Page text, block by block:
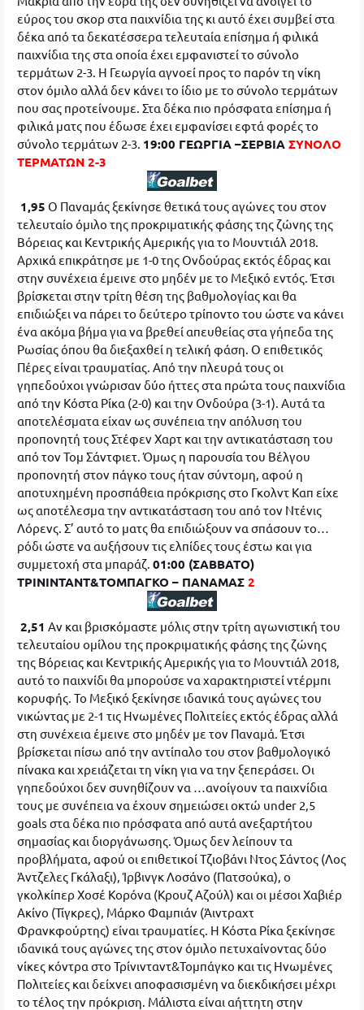
εύρος του σκορ στα παιχνίδια της κι αυτό έχει συμβεί στα
δέκα από τα δεκατέσσερα τελευταία επίσημα ή φιλικά
παιχνίδια της στα οποία έχει εμφανιστεί το σύνολο
τερμάτων 2-3. Η Γεωργία αγνοεί προς το παρόν τη νίκη
στον όμιλο αλλά δεν κάνει το ίδιο με το σύνολο τερμάτων
που σας προτείνουμε. Στα δέκα πιο πρόσφατα επίσημα ή
φιλικά ματς που έδωσε έχει εμφανίσει εφτά φορές το
σύνολο τερμάτων 2-3. 19:00 ΓΕΩΡΓΙΑ –ΣΕΡΒΙΑ ΣΥΝΟΛΟ
ΤΕΡΜΑΤΩΝ 2-3
1,95 Ο Παναμάς ξεκίνησε θετικά τους αγώνες του στον
τελευταίο όμιλο της προκριματικής φάσης της ζώνης της
Βόρειας και Κεντρικής Αμερικής για το Μουντιάλ 2018.
Αρχικά επικράτησε με 1-0 της Ονδούρας εκτός έδρας και
στην συνέχεια έμεινε στο μηδέν με το Μεξικό εντός. Έτσι
βρίσκεται στην τρίτη θέση της βαθμολογίας και θα
επιδιώξει να πάρει το δεύτερο τρίποντο του ώστε να κάνει
ένα ακόμα βήμα για να βρεθεί απευθείας στα γήπεδα της
Ρωσίας όπου θα διεξαχθεί η τελική φάση. Ο επιθετικός
Πέρες είναι τραυματίας. Από την πλευρά τους οι
γηπεδούχοι γνώρισαν δύο ήττες στα πρώτα τους παιχνίδια
από την Κόστα Ρίκα (2-0) και την Ονδούρα (3-1). Αυτά τα
αποτελέσματα είχαν ως συνέπεια την απόλυση του
προπονητή τους Στέφεν Χαρτ και την αντικατάσταση του
από τον Τομ Σάντφιετ. Όμως η παρουσία του Βέλγου
προπονητή στον πάγκο τους ήταν σύντομη, αφού η
αποτυχημένη προσπάθεια πρόκρισης στο Γκολντ Καπ είχε
ως αποτέλεσμα την αντικατάσταση του από τον Ντένις
Λόρενς. Σ’ αυτό το ματς θα επιδιώξουν να σπάσουν το…
ρόδι ώστε να αυξήσουν τις ελπίδες τους έστω και για
συμμετοχή στα μπαράζ. 01:00 (ΣΑΒΒΑΤΟ)
ΤΡΙΝΙΝΤΑΝΤ&ΤΟΜΠΑΓΚΟ – ΠΑΝΑΜΑΣ 2
2,51 Αν και βρισκόμαστε μόλις στην τρίτη αγωνιστική του
τελευταίου ομίλου της προκριματικής φάσης της ζώνης
της Βόρειας και Κεντρικής Αμερικής για το Μουντιάλ 2018,
αυτό το παιχνίδι θα μπορούσε να χαρακτηριστεί ντέρμπι
κορυφής. Το Μεξικό ξεκίνησε ιδανικά τους αγώνες του
νικώντας με 2-1 τις Ηνωμένες Πολιτείες εκτός έδρας αλλά
στη συνέχεια έμεινε στο μηδέν με τον Παναμά. Έτσι
βρίσκεται πίσω από την αντίπαλο του στον βαθμολογικό
πίνακα και χρειάζεται τη νίκη για να την ξεπεράσει. Οι
γηπεδούχοι δεν συνηθίζουν να …ανοίγουν τα παιχνίδια
τους με συνέπεια να έχουν σημειώσει οκτώ under 2,5
goals στα δέκα πιο πρόσφατα από αυτά ανεξαρτήτου
σημασίας και διοργάνωσης. Όμως δεν λείπουν τα
προβλήματα, αφού οι επιθετικοί Τζιοβάνι Ντος Σάντος (Λος
Άντζελες Γκάλαξι), Ίρβινγκ Λοσάνο (Πατσούκα), ο
γκολκίπερ Χοσέ Κορόνα (Κρουζ Αζούλ) και οι μέσοι Χαβιέρ
Ακίνο (Τίγκρες), Μάρκο Φαμπιάν (Άιντραχτ
Φρανκφούρτης) είναι τραυματίες. Η Κόστα Ρίκα ξεκίνησε
ιδανικά τους αγώνες της στον όμιλο πετυχαίνοντας δύο
νίκες κόντρα στο Τρίνινταντ&Τομπάγκο και τις Ηνωμένες
Πολιτείες και δείχνει αποφασισμένη να διεκδικήσει μέχρι
το τέλος την πρόκριση. Μάλιστα είναι αήττητη στην